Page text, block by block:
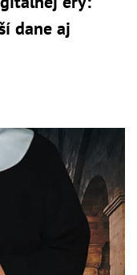
dane aj